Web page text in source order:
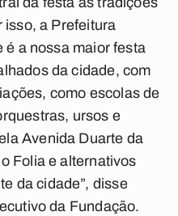
isso, a Prefeitura
é a nossa maior festa
da cidade, com
como escolas de
ursos e
Avenida Duarte da
Folia e alternativos
da cidade”, disse
da Fundação.